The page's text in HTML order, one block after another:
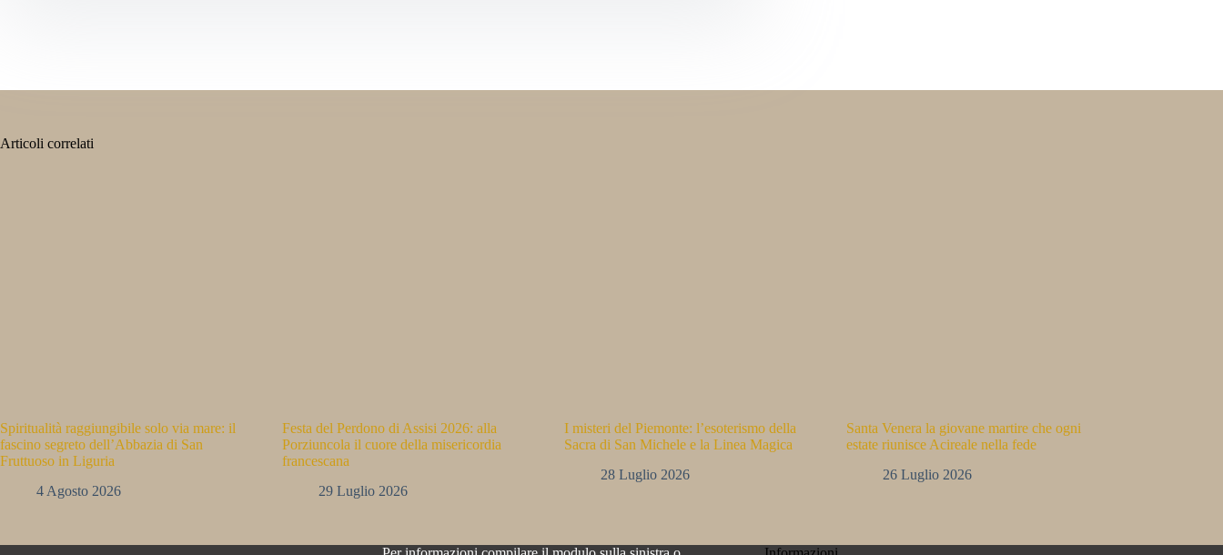
Articoli correlati
Spiritualità raggiungibile solo via mare: il
fascino segreto dell’Abbazia di San
Fruttuoso in Liguria
4 Agosto 2026
Festa del Perdono di Assisi 2026: alla
Porziuncola il cuore della misericordia
francescana
29 Luglio 2026
I misteri del Piemonte: l’esoterismo della
Sacra di San Michele e la Linea Magica
28 Luglio 2026
Santa Venera la giovane martire che ogni
estate riunisce Acireale nella fede
26 Luglio 2026